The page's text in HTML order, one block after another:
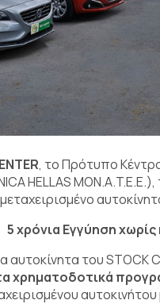
, το Πρότυπο
HELLAS
μεταχειρισμένο
5 χρόνια Εγγύηση
αυτοκίνητα του STOCK
χρηματοδοτικά